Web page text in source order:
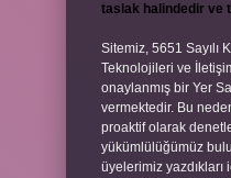
taslak halindedir ve
Sitemiz, 5651 Sayılı
Teknolojileri ve
onaylanmış bir Yer
vermektedir. Bu
proaktif olarak
yükümlülüğümüz
üyelerimiz